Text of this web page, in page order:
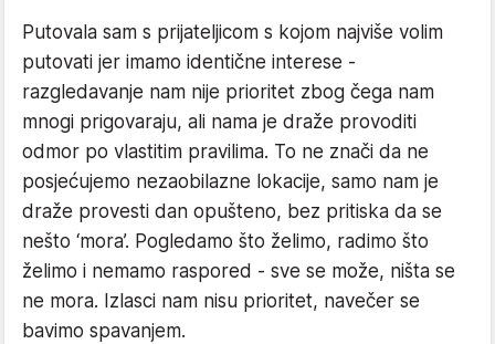
Putovala sam s prijateljicom s kojom najviše volim
putovati jer imamo identične interese -
razgledavanje nam nije prioritet zbog čega nam
mnogi prigovaraju, ali nama je draže provoditi
odmor po vlastitim pravilima. To ne znači da ne
posjećujemo nezaobilazne lokacije, samo nam je
draže provesti dan opušteno, bez pritiska da se
nešto ‘mora’. Pogledamo što želimo, radimo što
želimo i nemamo raspored - sve se može, ništa se
ne mora. Izlasci nam nisu prioritet, navečer se
bavimo spavanjem.